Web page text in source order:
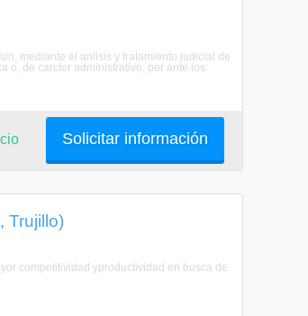
mediante el anlisis y tratamiento judicial de
o, de carcter administrativo, por ante los
Solicitar información
Trujillo)
competitividad yproductividad en busca de